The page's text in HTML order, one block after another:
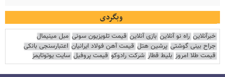
وبگردی
خبرآنلاین راه نو آنلاین بازی آنلاین قیمت تلویزیون سونی مبل مینیمال
جراح بینی گوشتی پرشین هتل قیمت آهن فولاد ایرانیان اعتبارسنجی بانکی
قیمت طلا امروز بلیط قطار شرکت رادوکو قیمت پروفیل سایت یوتوتایمز